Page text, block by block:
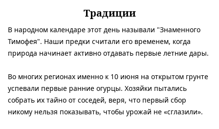
Традиции
В народном календаре этот день называли "Знаменного
Тимофея". Наши предки считали его временем, когда
природа начинает активно отдавать первые летние дары.
Во многих регионах именно к 10 июня на открытом грунте
успевали первые ранние огурцы. Хозяйки пытались
собрать их тайно от соседей, веря, что первый сбор
никому нельзя показывать, чтобы урожай не «сглазили».